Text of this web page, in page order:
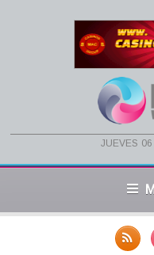
jueves